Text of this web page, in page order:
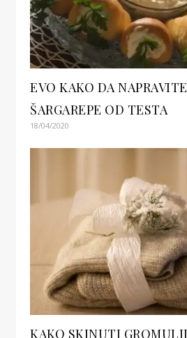
EVO KAKO DA
ŠARGAREPE OD TESTA
18/04/2020
KAKO SKINUTI